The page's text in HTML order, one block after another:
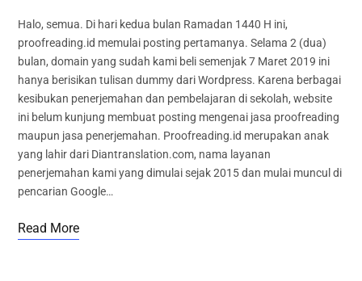
Halo, semua. Di hari kedua bulan Ramadan 1440 H ini,
proofreading.id memulai posting pertamanya. Selama 2 (dua)
bulan, domain yang sudah kami beli semenjak 7 Maret 2019 ini
hanya berisikan tulisan dummy dari Wordpress. Karena berbagai
kesibukan penerjemahan dan pembelajaran di sekolah, website
ini belum kunjung membuat posting mengenai jasa proofreading
maupun jasa penerjemahan. Proofreading.id merupakan anak
yang lahir dari Diantranslation.com, nama layanan
penerjemahan kami yang dimulai sejak 2015 dan mulai muncul di
pencarian Google…
Read More